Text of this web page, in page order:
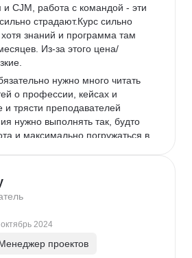
и CJM, работа с командой - эти
страдают.Курс сильно
хотя знаний и программа там
Из-за этого цена/
нужно много читать
о профессии, кейсах и
и трясти преподавателей
нужно выполнять так, будто
и максимально погружаться в
октябрь 2024
проектов